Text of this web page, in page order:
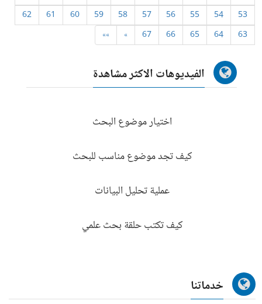
53
54
55
56
57
58
59
60
61
62
63
64
65
66
67
»
»»
الفيديوهات الاكثر مشاهدة
اختيار موضوع البحث
كيف تجد موضوع مناسب للبحث
عملية تحليل البيانات
كيف تكتب حلقة بحث علمي
خدماتنا